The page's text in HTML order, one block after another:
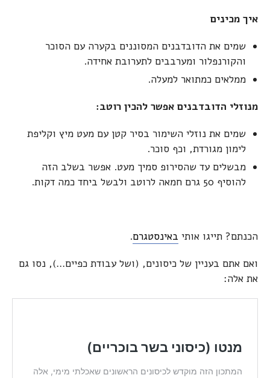
איך מכינים
שמים את הדובדבנים המסוננים בקערה עם הסוכר
והקורנפלור ומערבבים לתערובת אחידה.
ממלאים כמתואר למעלה.
מנוזלי הדובדבנים אפשר להכין רוטב:
שמים את נוזלי השימור בסיר קטן עם מעט מיץ וקליפת
לימון מגורדת, וכף סוכר.
מבשלים עד שהסירופ סמיך מעט. אפשר בשלב הזה
להוסיף 50 גרם חמאה לרוטב ולבשל ביחד כמה דקות.
הכנתם? תייגו אותי באינסטגרם.
ואם אתם בעניין של כיסונים, (ושל עבודת כפיים…), נסו גם
את אלה: